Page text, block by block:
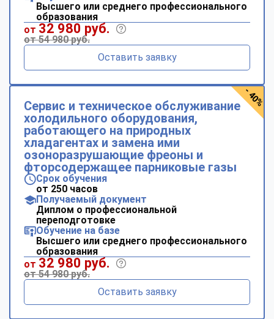
Высшего или среднего профессионального
образования
от 32 980 руб.
от 54 980 руб.
Оставить заявку
Сервис и техническое обслуживание
холодильного оборудования,
работающего на природных
хладагентах и замена ими
озоноразрушающие фреоны и
фторсодержащее парниковые газы
Срок обучения
от 250 часов
Получаемый документ
Диплом о профессиональной
переподготовке
Обучение на базе
Высшего или среднего профессионального
образования
от 32 980 руб.
от 54 980 руб.
Оставить заявку
- 40%